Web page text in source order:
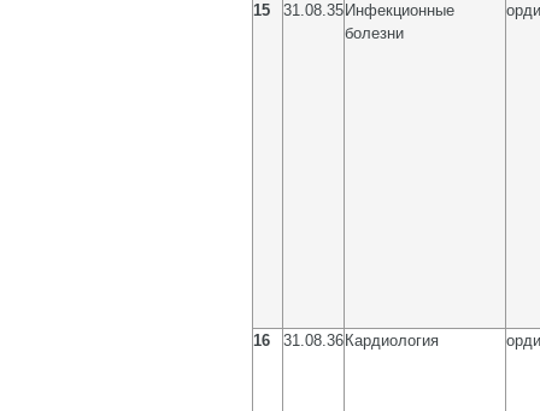
15 31.08.35 Инфекционные
болезни
16 31.08.36 Кардиология